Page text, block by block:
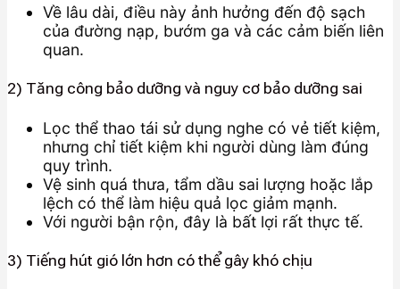
Về lâu dài, điều này ảnh hưởng đến độ sạch
của đường nạp, bướm ga và các cảm biến liên
quan.
2) Tăng công bảo dưỡng và nguy cơ bảo dưỡng sai
Lọc thể thao tái sử dụng nghe có vẻ tiết kiệm,
nhưng chỉ tiết kiệm khi người dùng làm đúng
quy trình.
Vệ sinh quá thưa, tẩm dầu sai lượng hoặc lắp
lệch có thể làm hiệu quả lọc giảm mạnh.
Với người bận rộn, đây là bất lợi rất thực tế.
3) Tiếng hút gió lớn hơn có thể gây khó chịu